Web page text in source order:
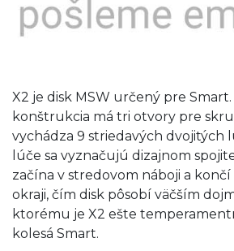
X2 je disk MSW určený pre
konštrukcia má tri otvory pre
vychádza 9 striedavých dvojitých
lúče sa vyznačujú dizajnom
začína v stredovom náboji a
okraji, čím disk pôsobí väčším
ktorému je X2 ešte
kolesá Smart.